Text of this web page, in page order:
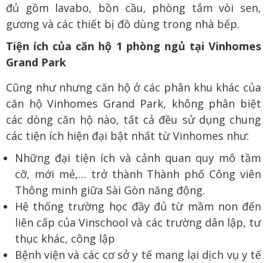
đủ gồm lavabo, bồn cầu, phòng tắm vòi sen,
gương và các thiết bị đồ dùng trong nhà bếp.
Tiện ích của căn hộ 1 phòng ngủ tại Vinhomes
Grand Park
Cũng như nhưng căn hộ ở các phân khu khác của
căn hộ Vinhomes Grand Park, không phân biệt
các dòng căn hộ nào, tất cả đều sử dụng chung
các tiện ích hiện đại bật nhất từ Vinhomes như:
Những đại tiện ích và cảnh quan quy mô tầm
cỡ, mới mẻ,… trở thành Thành phố Công viên
Thông minh giữa Sài Gòn năng động.
Hệ thống trường học đầy đủ từ mầm non đến
liên cấp của Vinschool và các trường dân lập, tư
thục khác, công lập
Bệnh viện và các cơ sở y tế mang lại dịch vụ y tế